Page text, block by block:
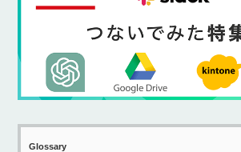
Glossary